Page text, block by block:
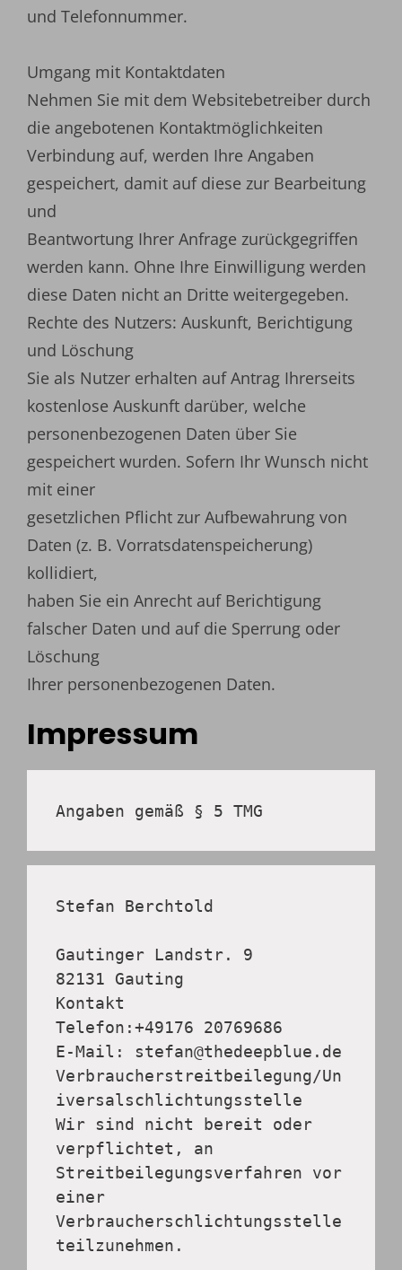
und Telefonnummer.
Umgang mit Kontaktdaten
Nehmen Sie mit dem Websitebetreiber durch
die angebotenen Kontaktmöglichkeiten
Verbindung auf, werden Ihre Angaben
gespeichert, damit auf diese zur Bearbeitung
und
Beantwortung Ihrer Anfrage zurückgegriffen
werden kann. Ohne Ihre Einwilligung werden
diese Daten nicht an Dritte weitergegeben.
Rechte des Nutzers: Auskunft, Berichtigung
und Löschung
Sie als Nutzer erhalten auf Antrag Ihrerseits
kostenlose Auskunft darüber, welche
personenbezogenen Daten über Sie
gespeichert wurden. Sofern Ihr Wunsch nicht
mit einer
gesetzlichen Pflicht zur Aufbewahrung von
Daten (z. B. Vorratsdatenspeicherung)
kollidiert,
haben Sie ein Anrecht auf Berichtigung
falscher Daten und auf die Sperrung oder
Löschung
Ihrer personenbezogenen Daten.
Impressum
Angaben gemäß § 5 TMG
Stefan Berchtold
Gautinger Landstr. 9
82131 Gauting
Kontakt
Telefon:+49176 20769686
E-Mail: stefan@thedeepblue.de
Verbraucherstreitbeilegung/Un
iversalschlichtungsstelle
Wir sind nicht bereit oder
verpflichtet, an
Streitbeilegungsverfahren vor
einer
Verbraucherschlichtungsstelle
teilzunehmen.